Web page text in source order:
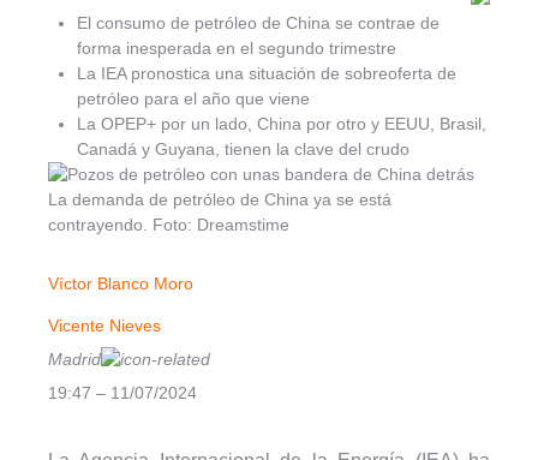
El consumo de petróleo de China se contrae de
forma inesperada en el segundo trimestre
La IEA pronostica una situación de sobreoferta de
petróleo para el año que viene
La OPEP+ por un lado, China por otro y EEUU, Brasil,
Canadá y Guyana, tienen la clave del crudo
La demanda de petróleo de China ya se está
contrayendo. Foto: Dreamstime
Víctor Blanco Moro
Vicente Nieves
Madrid
19:47 – 11/07/2024